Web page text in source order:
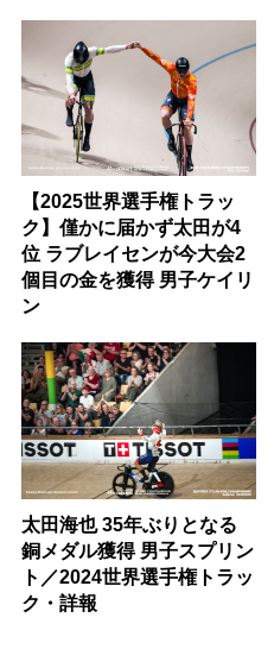
【2025世界選手権トラッ
ク】僅かに届かず太田が4
位 ラブレイセンが今大会2
個目の金を獲得 男子ケイリ
ン
太田海也 35年ぶりとなる
銅メダル獲得 男子スプリン
ト／2024世界選手権トラッ
ク・詳報